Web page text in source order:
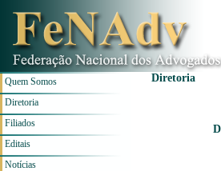
Quem Somos
Diretoria
Filiados
Editais
Notícias
Diretoria